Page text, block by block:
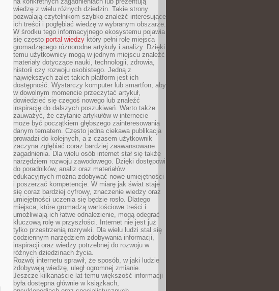
wiedzę z wielu różnych dziedzin. Takie strony
pozwalają czytelnikom szybko znaleźć interesujące
ich treści i pogłębiać wiedzę w wybranym obszarze.
W środku tego informacyjnego ekosystemu pojawia
się często portal wiedzy który pełni rolę miejsca
gromadzącego różnorodne artykuły i analizy. Dzięki
temu użytkownicy mogą w jednym miejscu znaleźć
materiały dotyczące nauki, technologii, zdrowia,
historii czy rozwoju osobistego. Jedną z
największych zalet takich platform jest ich
dostępność. Wystarczy komputer lub smartfon, aby
w dowolnym momencie przeczytać artykuł,
dowiedzieć się czegoś nowego lub znaleźć
inspirację do dalszych poszukiwań. Warto także
zauważyć, że czytanie artykułów w internecie
może być początkiem głębszego zainteresowania
danym tematem. Często jedna ciekawa publikacja
prowadzi do kolejnych, a z czasem użytkownik
zaczyna zgłębiać coraz bardziej zaawansowane
zagadnienia. Dla wielu osób internet stał się także
narzędziem rozwoju zawodowego. Dzięki dostępowi
do poradników, analiz oraz materiałów
edukacyjnych można zdobywać nowe umiejętności
i poszerzać kompetencje. W miarę jak świat staje
się coraz bardziej cyfrowy, znaczenie wiedzy oraz
umiejętności uczenia się będzie rosło. Dlatego
miejsca, które gromadzą wartościowe treści i
umożliwiają ich łatwe odnalezienie, mogą odegrać
kluczową rolę w przyszłości. Internet nie jest już
tylko przestrzenią rozrywki. Dla wielu ludzi stał się
codziennym narzędziem zdobywania informacji,
inspiracji oraz wiedzy potrzebnej do rozwoju w
różnych dziedzinach życia.
Rozwój internetu sprawił, że sposób, w jaki ludzie
zdobywają wiedzę, uległ ogromnej zmianie.
Jeszcze kilkanaście lat temu większość informacji
była dostępna głównie w książkach,